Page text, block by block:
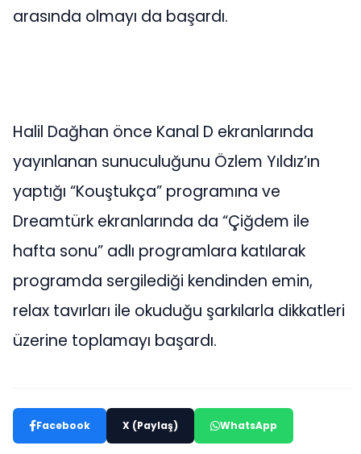
arasında olmayı da başardı.
Halil Dağhan önce Kanal D ekranlarında
yayınlanan sunuculuğunu Özlem Yıldız’ın
yaptığı “Kouştukça” programına ve
Dreamtürk ekranlarında da “Çiğdem ile
hafta sonu” adlı programlara katılarak
programda sergilediği kendinden emin,
relax tavırları ile okuduğu şarkılarla dikkatleri
üzerine toplamayı başardı.
Facebook X (Paylaş) WhatsApp